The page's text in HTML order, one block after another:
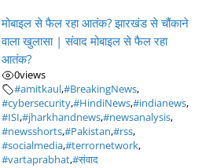
मोबाइल से फैल रहा आतंक? झारखंड से चौंकाने
वाला खुलासा | संवाद मोबाइल से फैल रहा
आतंक?
0views
#amitkaul,#BreakingNews,
#cybersecurity,#HindiNews,#indianews,
#ISI,#jharkhandnews,#newsanalysis,
#newsshorts,#Pakistan,#rss,
#socialmedia,#terrornetwork,
#vartaprabhat,#संवाद